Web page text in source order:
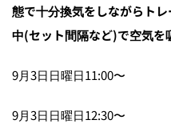
態で十分換気をしながらト
中(セット間隔など)で空気を
9月3日日曜日11:00〜
9月3日日曜日12:30〜